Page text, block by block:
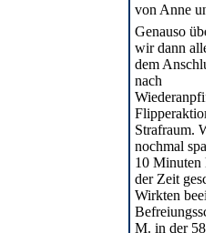
von Anne
Genauso
wir dann
dem
nach
Wiederanpfiff
Flipperaktion
Strafraum.
nochmal
10 Minuten
der Zeit
Wirkten
M. in der 58'